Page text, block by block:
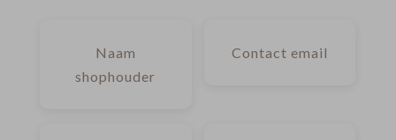
Naam
shophouder
Contact email